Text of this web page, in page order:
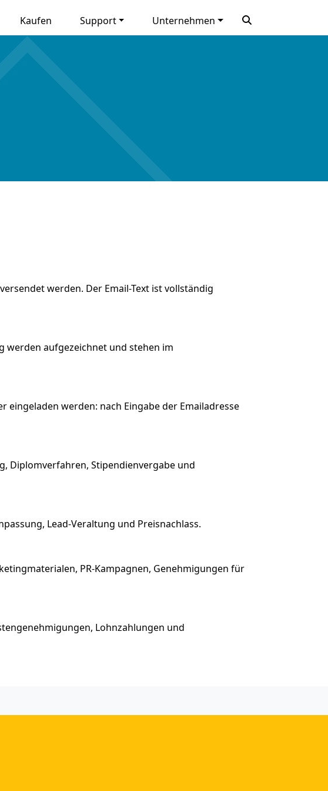
Kaufen Support Unternehmen
werden. Der Email-Text ist vollständig
werden aufgezeichnet und stehen im
werden: nach Eingabe der Emailadresse
Diplomverfahren, Stipendienvergabe und
Lead-Veraltung und Preisnachlass.
PR-Kampagnen, Genehmigungen für
Lohnzahlungen und